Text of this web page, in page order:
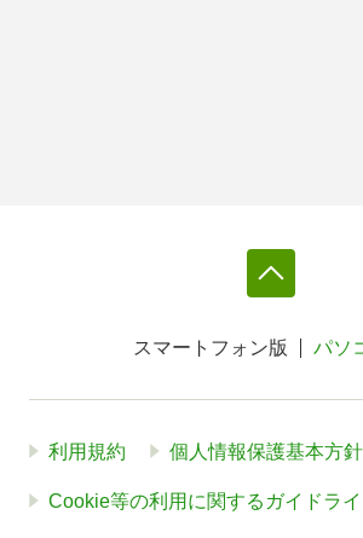
スマートフォン版 パソ
利用規約 個人情報保護基本方針
Cookie等の利用に関するガイドラ